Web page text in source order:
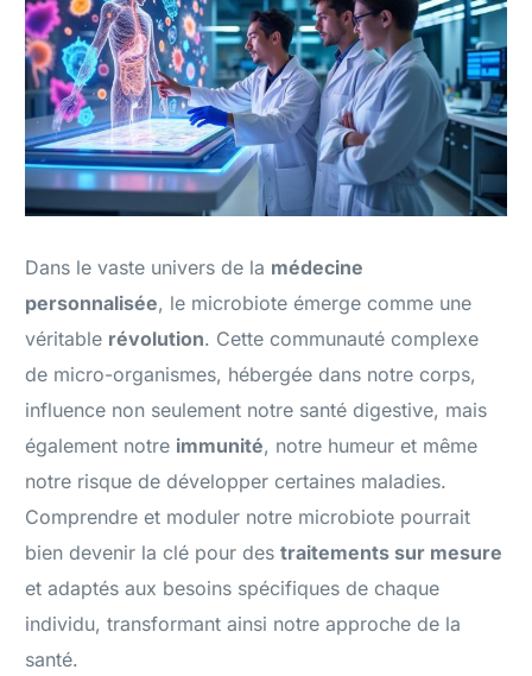
Dans le vaste univers de la médecine
personnalisée, le microbiote émerge comme une
véritable révolution. Cette communauté complexe
de micro-organismes, hébergée dans notre corps,
influence non seulement notre santé digestive, mais
également notre immunité, notre humeur et même
notre risque de développer certaines maladies.
Comprendre et moduler notre microbiote pourrait
bien devenir la clé pour destraitements sur mesure
et adaptés aux besoins spécifiques de chaque
individu, transformant ainsi notre approche de la
santé.